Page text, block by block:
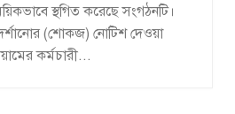
স্থগিত করেছে সংগঠনটি।
(শোকজ) নোটিশ দেওয়া
কর্মচারী...